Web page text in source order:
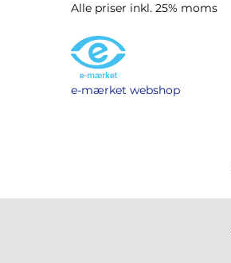
Alle priser inkl. 25% moms
e-mærket webshop